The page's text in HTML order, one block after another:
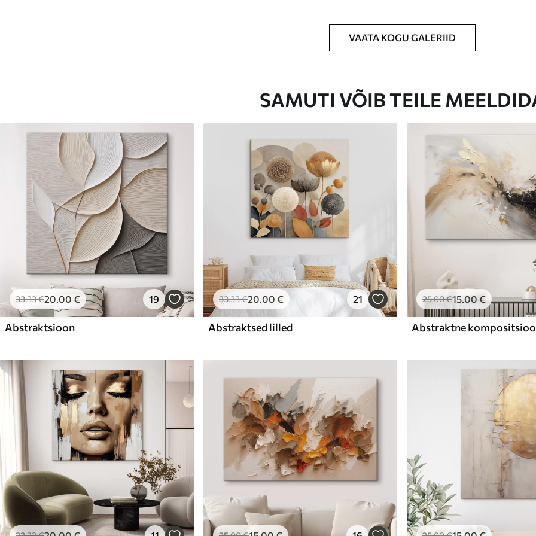
VAATA KOGU GALERIID
SAMUTI VÕIB TEILE
33.33€20.00 € 19
Abstraktsioon
33.33€20.00 € 21
Abstraktsed lilled
25.00€15.00 €